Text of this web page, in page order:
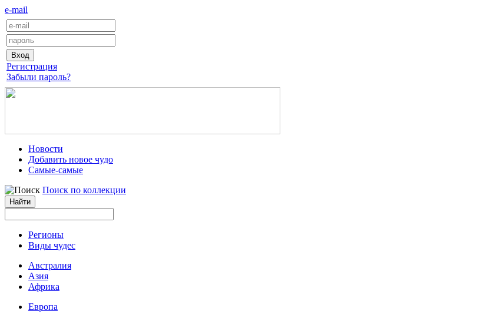
e-mail
Регистрация
Забыли пароль?
Новости
Добавить новое чудо
Самые-самые
Поиск по коллекции
Регионы
Виды чудес
Австралия
Азия
Африка
Европа